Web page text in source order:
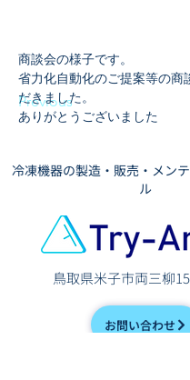
Previous
商談会の様子です。
省力化自動化のご提案等の商
だきました。
ありがとうございました
冷凍機器の製造・販売・メン
ル
鳥取県米子市両三柳
お問い合わせ